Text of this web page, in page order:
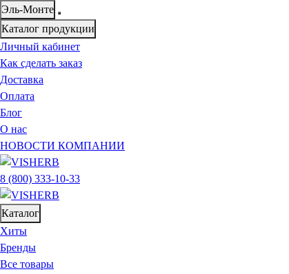
Эль-Монте
Каталог продукции
Личный кабинет
Как сделать заказ
Доставка
Оплата
Блог
О нас
НОВОСТИ КОМПАНИИ
8 (800) 333-10-33
Каталог
Хиты
Бренды
Все товары